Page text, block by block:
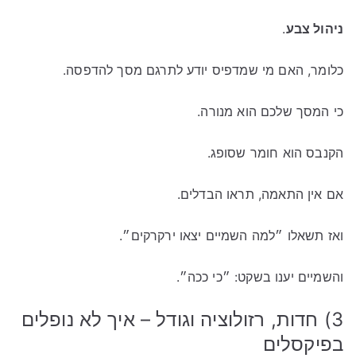
ניהול צבע.
כלומר, האם מי שמדפיס יודע לתרגם מסך להדפסה.
כי המסך שלכם הוא מנורה.
הקנבס הוא חומר שסופג.
אם אין התאמה, תראו הבדלים.
ואז תשאלו ״למה השמיים יצאו ירקרקים״.
והשמיים יענו בשקט: ״כי ככה״.
3) חדות, רזולוציה וגודל – איך לא נופלים
בפיקסלים